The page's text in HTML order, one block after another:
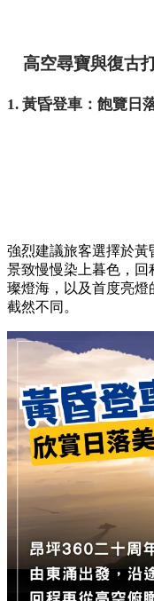
高空尋寶與復古
1. 黃昏登車：飽覽日
強烈建議旅客選擇於
景致慢慢染上暮色，
璨燈海，以及首度亮
截然不同。